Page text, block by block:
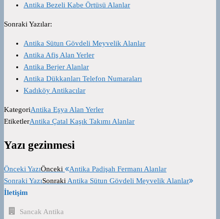
Antika Bezeli Kabe Örtüsü Alanlar
Sonraki Yazılar:
Antika Sütun Gövdeli Meyvelik Alanlar
Antika Afiş Alan Yerler
Antika Berjer Alanlar
Antika Dükkanları Telefon Numaraları
Kadıköy Antikacılar
KategoriAntika Eşya Alan Yerler
EtiketlerAntika Çatal Kaşık Takımı Alanlar
Yazı gezinmesi
Önceki YazıÖnceki
Antika Padişah Fermanı Alanlar
Sonraki YazıSonrakiAntika Sütun Gövdeli Meyvelik Alanlar
İletişim
Sancak Antika